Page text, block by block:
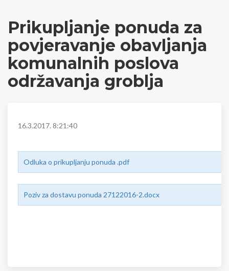
Prikupljanje ponuda za
povjeravanje obavljanja
komunalnih poslova
održavanja groblja
16.3.2017. 8:21:40
Odluka o prikupljanju ponuda .pdf
Poziv za dostavu ponuda 27122016-2.docx